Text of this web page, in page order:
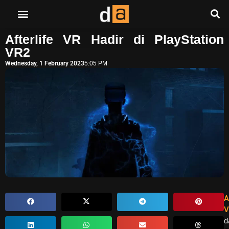
Afterlife VR Hadir di PlayStation
VR2
Wednesday, 1 February 20235:05 PM